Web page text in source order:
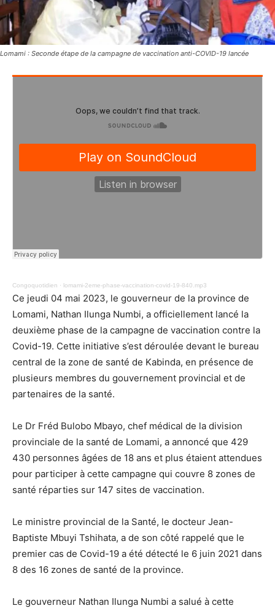
Lomami : Seconde étape de la campagne de vaccination anti-COVID-19 lancée
Congoquotidien · lomami-2eme-phase-vaccination-covid-19-840.mp3
Ce jeudi 04 mai 2023, le gouverneur de la province de
Lomami, Nathan Ilunga Numbi, a officiellement lancé la
deuxième phase de la campagne de vaccination contre la
Covid-19. Cette initiative s’est déroulée devant le bureau
central de la zone de santé de Kabinda, en présence de
plusieurs membres du gouvernement provincial et de
partenaires de la santé.
Le Dr Fréd Bulobo Mbayo, chef médical de la division
provinciale de la santé de Lomami, a annoncé que 429
430 personnes âgées de 18 ans et plus étaient attendues
pour participer à cette campagne qui couvre 8 zones de
santé réparties sur 147 sites de vaccination.
Le ministre provincial de la Santé, le docteur Jean-
Baptiste Mbuyi Tshihata, a de son côté rappelé que le
premier cas de Covid-19 a été détecté le 6 juin 2021 dans
8 des 16 zones de santé de la province.
Le gouverneur Nathan Ilunga Numbi a salué à cette